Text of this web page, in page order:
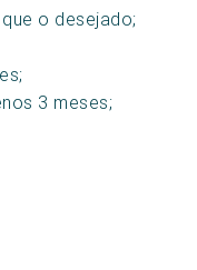
o desejado;
3 meses;